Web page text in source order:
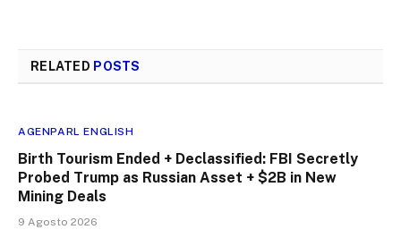
RELATED POSTS
AGENPARL ENGLISH
Birth Tourism Ended + Declassified: FBI Secretly
Probed Trump as Russian Asset + $2B in New
Mining Deals
9 Agosto 2026